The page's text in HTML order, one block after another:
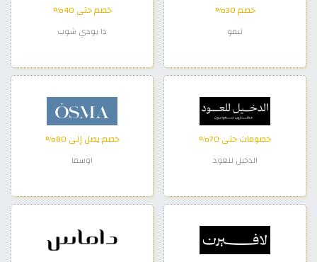
خصم 30%
تيمو
خصم حتى 40%
ذا بودي شوب
خصومات حتى 70%
الدخيل للعود
خصم يصل إلى 80%
اوسما